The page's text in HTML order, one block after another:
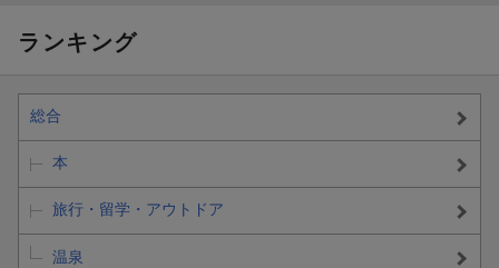
ランキング
総合
本
旅行・留学・アウトドア
温泉